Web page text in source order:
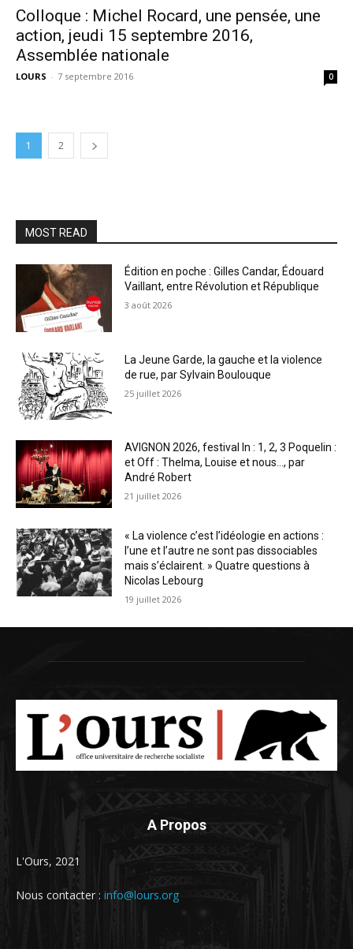
Colloque : Michel Rocard, une pensée, une
action, jeudi 15 septembre 2016,
Assemblée nationale
LOURS - 7 septembre 2016 0
1 2
MOST READ
Édition en poche : Gilles Candar, Édouard
Vaillant, entre Révolution et République
3 août 2026
La Jeune Garde, la gauche et la violence
de rue, par Sylvain Boulouque
25 juillet 2026
AVIGNON 2026, festival In : 1, 2, 3 Poquelin :
et Off : Thelma, Louise et nous…, par
André Robert
21 juillet 2026
« La violence c’est l’idéologie en actions :
l’une et l’autre ne sont pas dissociables
mais s’éclairent. » Quatre questions à
Nicolas Lebourg
19 juillet 2026
A Propos
L'Ours, 2021
Nous contacter : info@lours.org